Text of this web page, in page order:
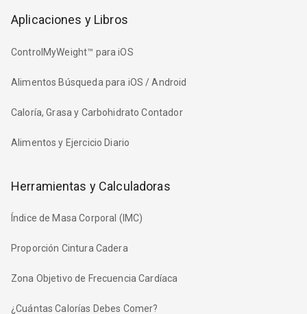
Aplicaciones y Libros
ControlMyWeight™ para iOS
Alimentos Búsqueda para iOS / Android
Caloría, Grasa y Carbohidrato Contador
Alimentos y Ejercicio Diario
Herramientas y Calculadoras
Índice de Masa Corporal (IMC)
Proporción Cintura Cadera
Zona Objetivo de Frecuencia Cardíaca
¿Cuántas Calorías Debes Comer?